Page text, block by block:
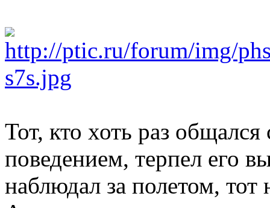
Тот, кто хоть раз
поведением, терпел его
наблюдал за полетом, тот